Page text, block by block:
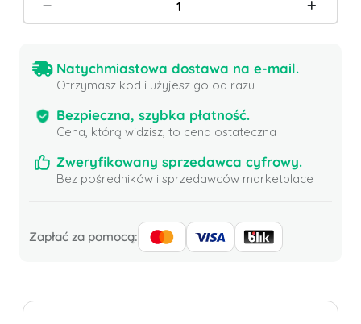
Natychmiastowa dostawa na e-mail.
Otrzymasz kod i użyjesz go od razu
Bezpieczna, szybka płatność.
Cena, którą widzisz, to cena ostateczna
Zweryfikowany sprzedawca cyfrowy.
Bez pośredników i sprzedawców marketplace
Zapłać za pomocą: